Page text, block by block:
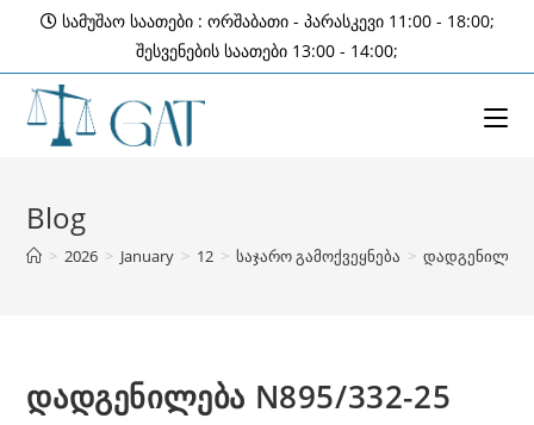
content
სამუშაო საათები : ორშაბათი - პარასკევი 11:00 - 18:00;
შესვენების საათები 13:00 - 14:00;
Blog
> 2026 > January > 12 > საჯარო გამოქვეყნება > დადგენილება
დადგენილება N895/332-25